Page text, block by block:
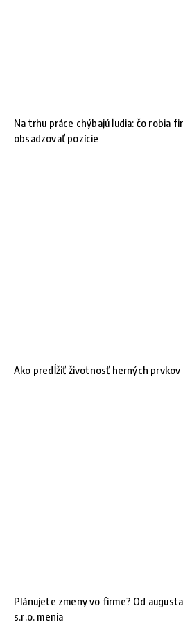
Na trhu práce chýbajú ľudia: čo robia
obsadzovať pozície
Ako predĺžiť životnosť herných prvkov
Plánujete zmeny vo firme? Od
s.r.o. menia